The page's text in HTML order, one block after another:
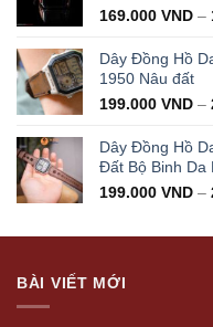
169.000 VND –
Dây Đồng Hồ
1950 Nâu đất
199.000 VND –
Dây Đồng Hồ
Đất Bộ Binh Da
199.000 VND –
BÀI VIẾT MỚI